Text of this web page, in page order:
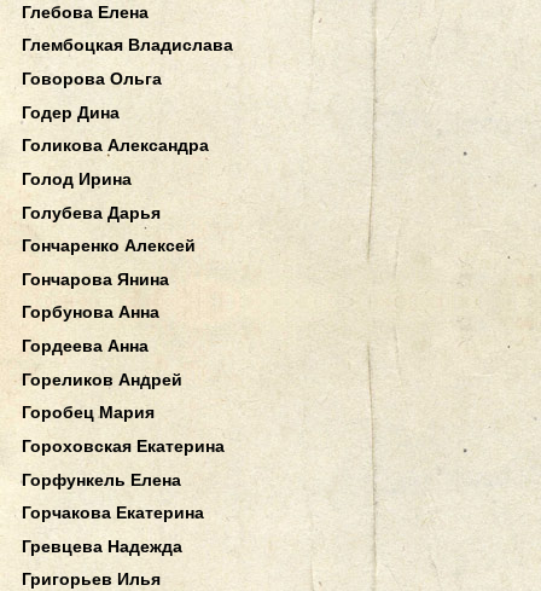
Глебова Елена
Глембоцкая Владислава
Говорова Ольга
Годер Дина
Голикова Александра
Голод Ирина
Голубева Дарья
Гончаренко Алексей
Гончарова Янина
Горбунова Анна
Гордеева Анна
Гореликов Андрей
Горобец Мария
Гороховская Екатерина
Горфункель Елена
Горчакова Екатерина
Гревцева Надежда
Григорьев Илья